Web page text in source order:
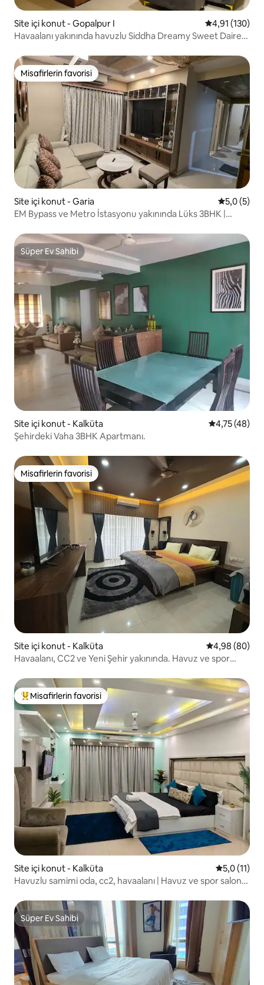
Site içi konut - Gopalpur I 5 üzerinden
4,91 (130)
Havaalanı yakınında havuzlu Siddha Dreamy Sweet Daire
Misafirlerin favorisi
Misafirlerin favorisi
Site içi konut - Garia 55,0 (5)
EM Bypass ve Metro İstasyonu yakınında Lüks 3BHK |
Süper Ev Sahibi
Süper Ev Sahibi
Site içi konut - Kalküta 5 üzerinden
4,75 (48)
Şehirdeki Vaha 3BHK Apartmanı.
Misafirlerin favorisi
Misafirlerin favorisi
Site içi konut - Kalküta 5 üzerinden
4,98 (80)
Havaalanı, CC2 ve Yeni Şehir yakınında. Havuz ve spor
Misafirlerin favorilerinden en beğenilenler arasında
Misafirlerin favorisi
Site içi konut - Kalküta 55,0 (11)
Havuzlu samimi oda, cc2, havaalanı | Havuz ve spor salonu
Süper Ev Sahibi
Süper Ev Sahibi